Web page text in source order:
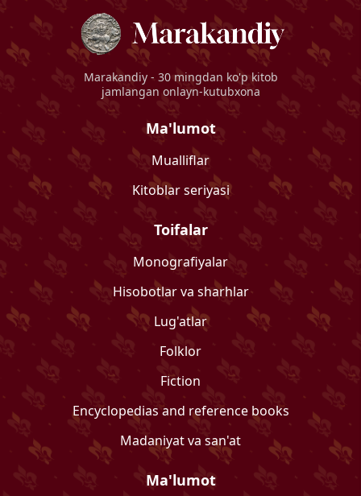
Marakandiy - 30 mingdan ko'p kitob
jamlangan onlayn-kutubxona
Ma'lumot
Mualliflar
Kitoblar seriyasi
Toifalar
Monografiyalar
Hisobotlar va sharhlar
Lug'atlar
Folklor
Fiction
Encyclopedias and reference books
Madaniyat va san'at
Ma'lumot